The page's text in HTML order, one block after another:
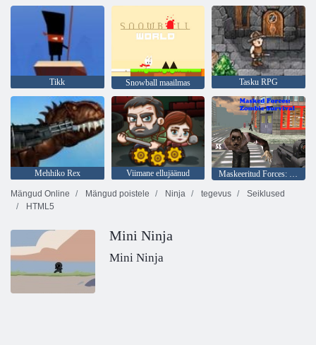
Tikk Snowball maailmas Tasku RPG
Mehhiko Rex Viimane ellujäänud
Maskeeritud Forces: Zombie Survival
Mängud Online
Mängud poistele Ninja tegevus
Seiklused
HTML5
Mini Ninja
Mini Ninja